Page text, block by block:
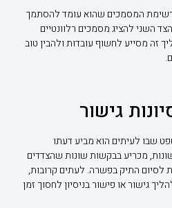
המסמכים שהוא עומד להסתמך
השני להציג מסמכים רלוונטיים
זה מסייע לחשוף עובדות ולהבין טוב
גישור
שבו לעיתים הוא מביע דעתו
מכריע בבקשות שונות שהצדדים
לסיום התיק בפשרה. לעתים קרובות,
גישור או פישור בניסיון לחסוך זמן